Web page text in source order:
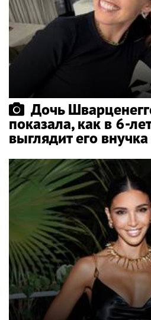
Дочь
показала, как в 6-
выглядит его